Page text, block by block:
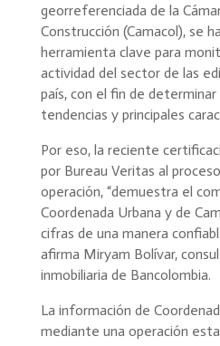
georreferenciada de la
Construcción (Camacol), se
herramienta clave para
actividad del sector de las
país, con el fin de
tendencias y principales
Por eso, la reciente
por Bureau Veritas al
operación, “demuestra el
Coordenada Urbana y de
cifras de una manera
afirma Miryam Bolívar,
inmobiliaria de Bancolombia.
La información de
mediante una operación